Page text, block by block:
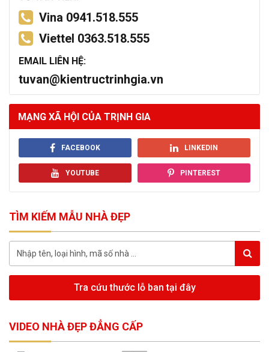
Vina 0941.518.555
Viettel 0363.518.555
EMAIL LIÊN HỆ:
tuvan@kientructrinhgia.vn
MẠNG XÃ HỘI CỦA TRỊNH GIA
FACEBOOK LINKEDIN
YOUTUBE PINTEREST
TÌM KIẾM MẪU NHÀ ĐẸP
Tra cứu thước lỗ ban tại đây
VIDEO NHÀ ĐẸP ĐẲNG CẤP